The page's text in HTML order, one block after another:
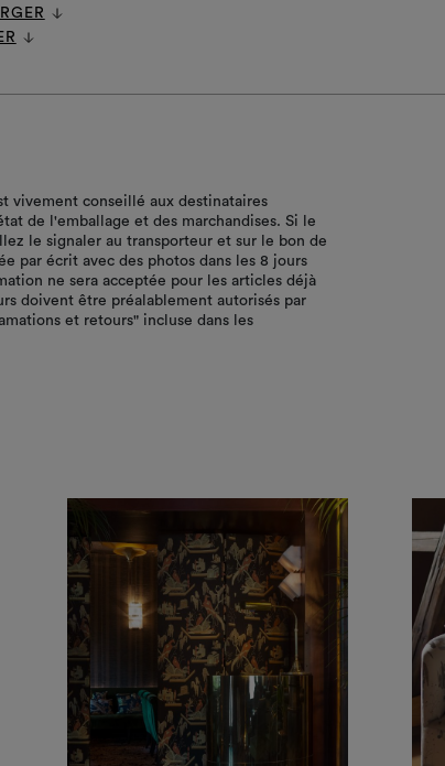
vivement conseillé aux destinataires
de l'emballage et des marchandises. Si le
le signaler au transporteur et sur le bon de
par écrit avec des photos dans les 8 jours
ne sera acceptée pour les articles déjà
doivent être préalablement autorisés par
et retours" incluse dans les